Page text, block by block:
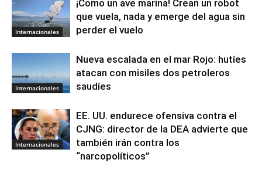
Internacionales
¡Como un ave marina! Crean un robot
que vuela, nada y emerge del agua sin
perder el vuelo
Internacionales
Nueva escalada en el mar Rojo: hutíes
atacan con misiles dos petroleros
saudíes
Internacionales
EE. UU. endurece ofensiva contra el
CJNG: director de la DEA advierte que
también irán contra los
“narcopolíticos”